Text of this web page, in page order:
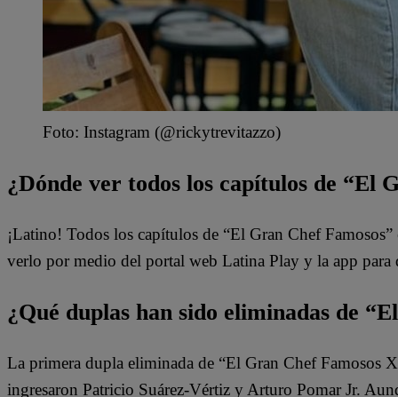
Foto: Instagram (@rickytrevitazzo)
¿Dónde ver todos los capítulos de “El
¡Latino! Todos los capítulos de “El Gran Chef
verlo por medio del portal web Latina Play y la app
¿Qué duplas han sido eliminadas de
La primera dupla eliminada de “El Gran Chef Famosos
ingresaron Patricio Suárez-Vértiz y Arturo Pomar Jr.